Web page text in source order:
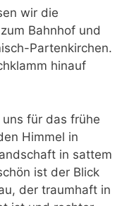
wir die
Bahnhof und
Partenkirchen.
hinauf
für das frühe
Himmel in
in sattem
ist der Blick
der traumhaft in